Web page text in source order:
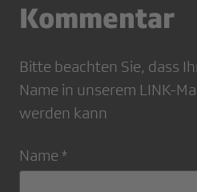
Kommentar
Bitte beachten Sie, dass
Name in unserem LINK-
werden kann
Name *